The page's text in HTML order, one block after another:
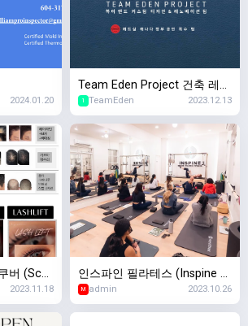
2024.01.20
Team Eden Project 건축 레노
베이션 인테리어 디자인
1 TeamEden 2023.12.13
버 (Scal
- 두피문
2023.11.18
인스파인 필라테스 (Inspine Pi
lates)
M admin 2023.10.26